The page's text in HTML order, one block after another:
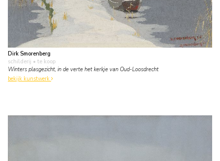
Dirk Smorenberg
schilderij • te koop
Winters plasgezicht, in de verte het kerkje van Oud-Loosdrecht
bekijk kunstwerk